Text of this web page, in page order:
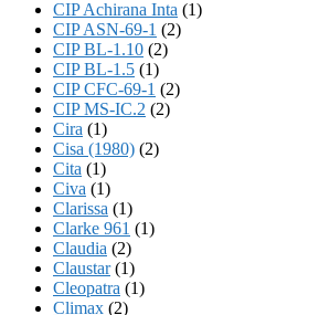
CIP Achirana Inta (1)
CIP ASN-69-1 (2)
CIP BL-1.10 (2)
CIP BL-1.5 (1)
CIP CFC-69-1 (2)
CIP MS-IC.2 (2)
Cira (1)
Cisa (1980) (2)
Cita (1)
Civa (1)
Clarissa (1)
Clarke 961 (1)
Claudia (2)
Claustar(1)
Cleopatra (1)
Climax (2)